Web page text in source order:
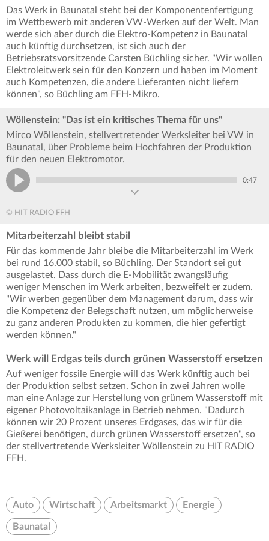
Das Werk in Baunatal steht bei der Komponentenfertigung
im Wettbewerb mit anderen VW-Werken auf der Welt. Man
werde sich aber durch die Elektro-Kompetenz in Baunatal
auch künftig durchsetzen, ist sich auch der
Betriebsratsvorsitzende Carsten Büchling sicher. "Wir wollen
Elektroleitwerk sein für den Konzern und haben im Moment
auch Kompetenzen, die andere Lieferanten nicht liefern
können", so Büchling am FFH-Mikro.
Wöllenstein: "Das ist ein kritisches Thema für uns"
Mirco Wöllenstein, stellvertretender Werksleiter bei VW in
Baunatal, über Probleme beim Hochfahren der Produktion
für den neuen Elektromotor.
0:47
© HIT RADIO FFH
Mitarbeiterzahl bleibt stabil
Für das kommende Jahr bleibe die Mitarbeiterzahl im Werk
bei rund 16.000 stabil, so Büchling. Der Standort sei gut
ausgelastet. Dass durch die E-Mobilität zwangsläufig
weniger Menschen im Werk arbeiten, bezweifelt er zudem.
"Wir werben gegenüber dem Management darum, dass wir
die Kompetenz der Belegschaft nutzen, um möglicherweise
zu ganz anderen Produkten zu kommen, die hier gefertigt
werden können."
Werk will Erdgas teils durch grünen Wasserstoff ersetzen
Auf weniger fossile Energie will das Werk künftig auch bei
der Produktion selbst setzen. Schon in zwei Jahren wolle
man eine Anlage zur Herstellung von grünem Wasserstoff mit
eigener Photovoltaikanlage in Betrieb nehmen. "Dadurch
können wir 20 Prozent unseres Erdgases, das wir für die
Gießerei benötigen, durch grünen Wasserstoff ersetzen", so
der stellvertretende Werksleiter Wöllenstein zu HIT RADIO
FFH.
Auto Wirtschaft Arbeitsmarkt Energie
Baunatal